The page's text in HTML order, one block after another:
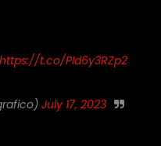
https://t.co/PId6y3RZp2
July 17, 2023